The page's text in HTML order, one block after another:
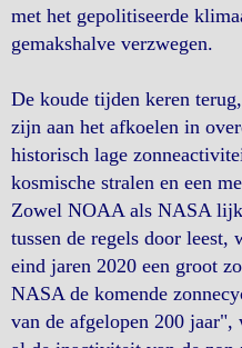
met het gepolitiseerde
gemakshalve verzwegen.
De koude tijden keren
zijn aan het afkoelen in
historisch lage
kosmische stralen en een
Zowel NOAA als NASA
tussen de regels door
eind jaren 2020 een groot
NASA de komende
van de afgelopen 200 jaar",